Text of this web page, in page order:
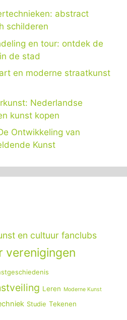
abstract
schilderen
en tour: ontdek de
de stad
en moderne straatkunst
Nederlandse
kunst kopen
Ontwikkeling van
Kunst
en cultuur fanclubs
verenigingen
Leren Moderne Kunst
Studie Tekenen